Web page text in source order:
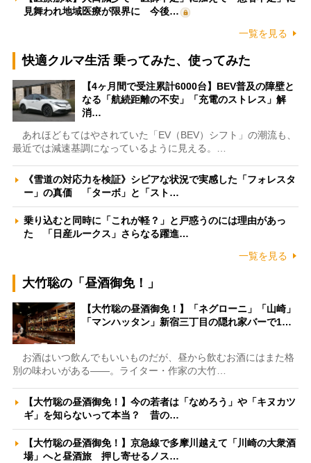
見舞われ地域医療が限界に 今後…
一覧を見る
快適クルマ生活 乗ってみた、使ってみた
【4ヶ月間で受注累計6000台】BEV普及の障壁と
なる「航続距離の不安」「充電のストレス」解
消…
あれほどもてはやされていた「EV（BEV）シフト」の潮流も、
最近では減速基調になっているように見える。…
《雪道の対応力を検証》シビアな状況で実感した「フォレスタ
ー」の真価 「ターボ」と「スト…
乗り込むと同時に「これが軽？」と戸惑うのには理由があっ
た 「日産ルークス」さらなる躍進…
一覧を見る
大竹聡の「昼酒御免！」
【大竹聡の昼酒御免！】「ネグローニ」「山崎」
「マンハッタン」新宿三丁目の隠れ家バーで1…
お酒はいつ飲んでもいいものだが、昼から飲むお酒にはまた格
別の味わいがある――。ライター・作家の大竹…
【大竹聡の昼酒御免！】今の若者は「なめろう」や「キヌカツ
ギ」を知らないって本当？ 昔の…
【大竹聡の昼酒御免！】京急線で多摩川越えて「川崎の大衆酒
場」へと昼酒旅 押し寄せるノス…